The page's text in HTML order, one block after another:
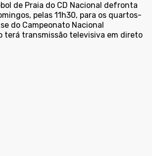
de Praia do CD Nacional defronta
pelas 11h30, para os quartos-
do Campeonato Nacional
terá transmissão televisiva em direto